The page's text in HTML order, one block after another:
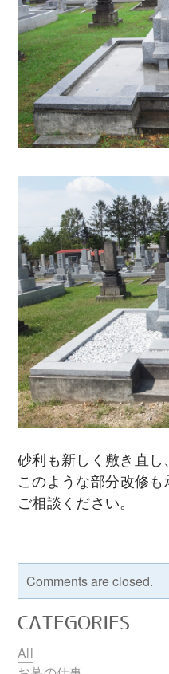
砂利も新しく敷き直し
このような部分改修
ご相談ください。
Comments are closed.
CATEGORIES
All